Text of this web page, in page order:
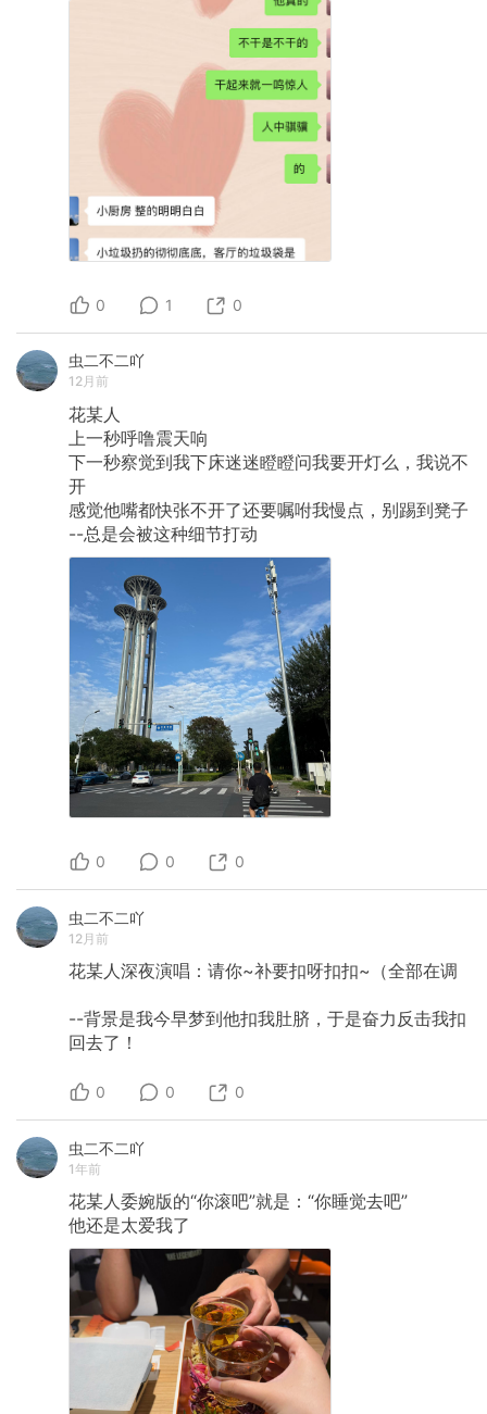
0 1 0
虫二不二吖
12月前
花某人
上一秒呼噜震天响
下一秒察觉到我下床迷迷瞪瞪问我要开灯么，我说不
开
感觉他嘴都快张不开了还要嘱咐我慢点，别踢到凳子
--总是会被这种细节打动
0 0 0
虫二不二吖
12月前
花某人深夜演唱：请你~补要扣呀扣扣~（全部在调
--背景是我今早梦到他扣我肚脐，于是奋力反击我扣
回去了！
0 0 0
虫二不二吖
1年前
花某人委婉版的“你滚吧”就是：“你睡觉去吧”
他还是太爱我了